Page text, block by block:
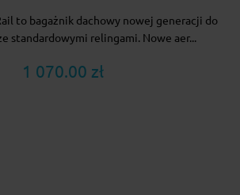
to bagażnik dachowy nowej generacji do
standardowymi relingami. Nowe aer...
1 070.00 zł